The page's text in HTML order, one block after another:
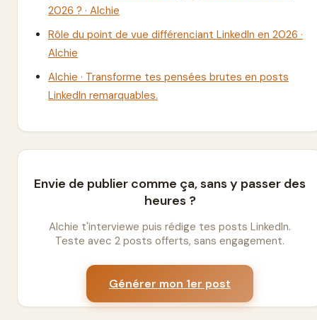
2026 ? · Alchie
Rôle du point de vue différenciant LinkedIn en 2026 ·
Alchie
Alchie · Transforme tes pensées brutes en posts
LinkedIn remarquables.
Envie de publier comme ça, sans y passer des
heures ?
Alchie t'interviewe puis rédige tes posts LinkedIn.
Teste avec 2 posts offerts, sans engagement.
Générer mon 1er post